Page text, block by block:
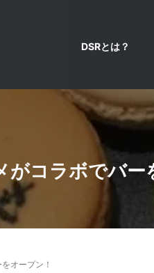
DSRとは？
がコラボでバー
オープン！